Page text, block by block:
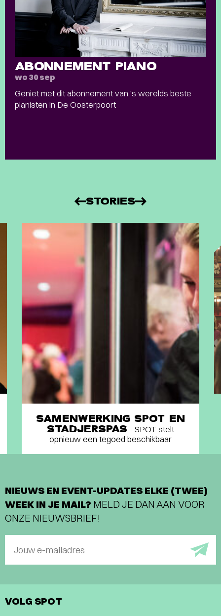
ABONNEMENT PIANO
wo 30 sep
Geniet met dit abonnement van 's werelds beste
pianisten in De Oosterpoort
STORIES
SAMENWERKING SPOT EN
STADJERSPAS - SPOT stelt
opnieuw een tegoed beschikbaar
NIEUWS EN EVENT-UPDATES ELKE (TWEE)
WEEK IN JE MAIL? MELD JE DAN AAN VOOR
ONZE NIEUWSBRIEF!
Jouw e-mailadres
VOLG SPOT